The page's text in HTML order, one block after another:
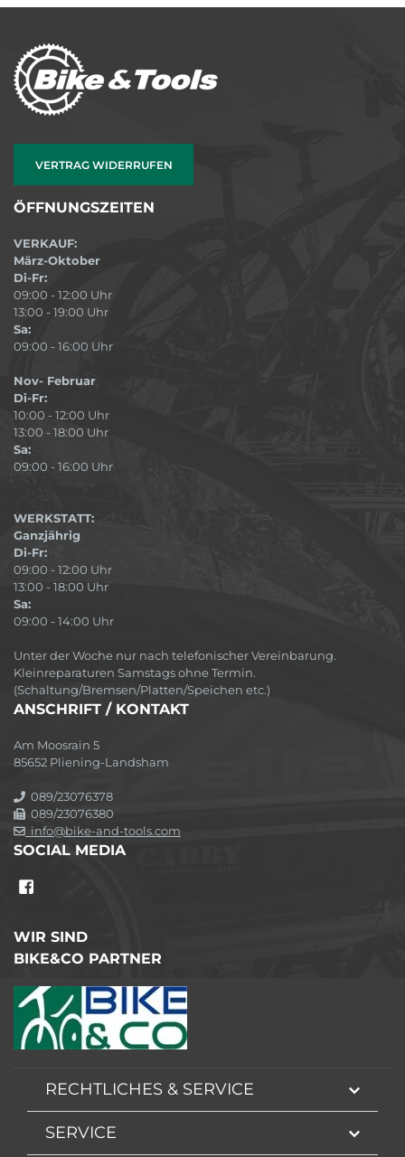
VERTRAG WIDERRUFEN
ÖFFNUNGSZEITEN
VERKAUF:
März-Oktober
Di-Fr:
09:00 - 12:00 Uhr
13:00 - 19:00 Uhr
Sa:
09:00 - 16:00 Uhr
Nov- Februar
Di-Fr:
10:00 - 12:00 Uhr
13:00 - 18:00 Uhr
Sa:
09:00 - 16:00 Uhr
WERKSTATT:
Ganzjährig
Di-Fr:
09:00 - 12:00 Uhr
13:00 - 18:00 Uhr
Sa:
09:00 - 14:00 Uhr
Unter der Woche nur nach telefonischer Vereinbarung.
Kleinreparaturen Samstags ohne Termin.
(Schaltung/Bremsen/Platten/Speichen etc.)
ANSCHRIFT / KONTAKT
Am Moosrain 5
85652 Pliening-Landsham
089/23076378
089/23076380
info@bike-and-tools.com
SOCIAL MEDIA
WIR SIND
BIKE&CO PARTNER
RECHTLICHES & SERVICE
SERVICE